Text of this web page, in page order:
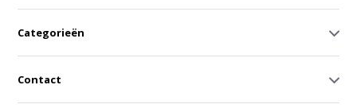
Categorieën
Contact